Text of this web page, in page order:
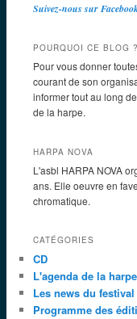
Suivez-nous sur
POURQUOI CE BLOG ?
Pour vous donner
courant de son
informer tout au long
de la harpe.
HARPA NOVA
L'asbl HARPA NOVA
ans. Elle oeuvre en
chromatique.
CATÉGORIES
CD
L'agenda de la harpe
Les news du festival
Programme des